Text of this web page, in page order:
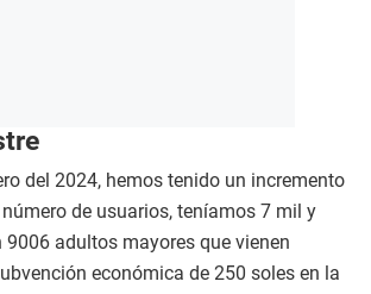
del 2024, hemos tenido un incremento
de usuarios, teníamos 7 mil y
adultos mayores que vienen
económica de 250 soles en la